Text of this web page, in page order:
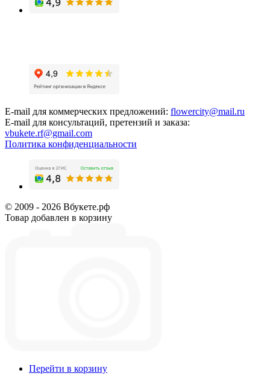
E-mail для коммерческих предложений: flowercity@mail.ru
E-mail для консультаций, претензий и заказа:
vbukete.rf@gmail.com
Политика конфиденциальности
© 2009 - 2026 Вбукете.рф
Товар добавлен в корзину
Перейти в корзину